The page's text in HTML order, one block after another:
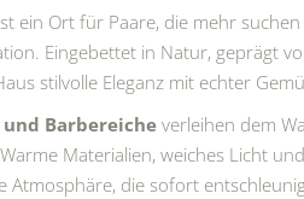
ein Ort für Paare, die mehr
Eingebettet in Natur, geprägt
stilvolle Eleganz mit echter
und Barbereiche verleihen dem
Materialien, weiches Licht
Atmosphäre, die sofort